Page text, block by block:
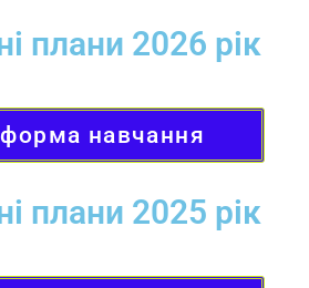
плани 2026 рік
навчання
плани 2025 рік